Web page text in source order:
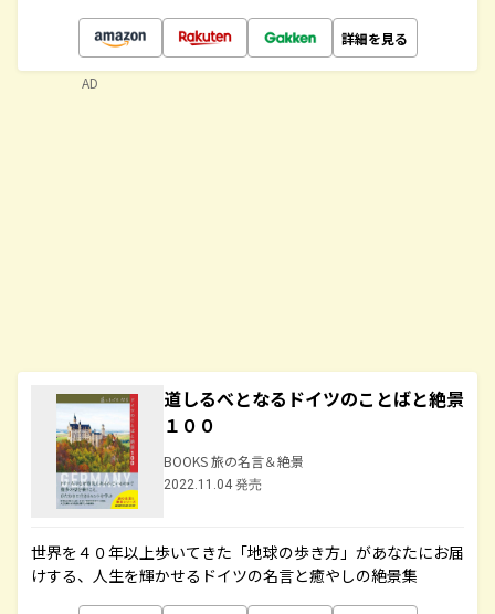
詳細を見る
道しるべとなるドイツのことばと絶景
１００
BOOKS 旅の名言＆絶景
2022.11.04 発売
世界を４０年以上歩いてきた「地球の歩き方」があなたにお届
けする、人生を輝かせるドイツの名言と癒やしの絶景集
AD